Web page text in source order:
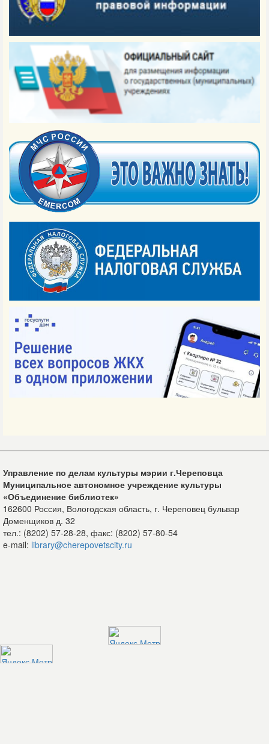
Управление по делам культуры мэрии г.Череповца
Муниципальное автономное учреждение культуры
«Объединение библиотек»
162600 Россия, Вологодская область, г. Череповец бульвар
Доменщиков д. 32
тел.: (8202) 57-28-28, факс: (8202) 57-80-54
e-mail: library@cherepovetscity.ru